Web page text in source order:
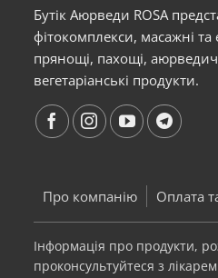
Бутік Аюрведи ROSA
фітокомплекси, масажні та
прянощі, пахощі,
вегетаріанські продукти.
Про компанію Оплата
Інформація про продукти,
проконсультуйтеся з